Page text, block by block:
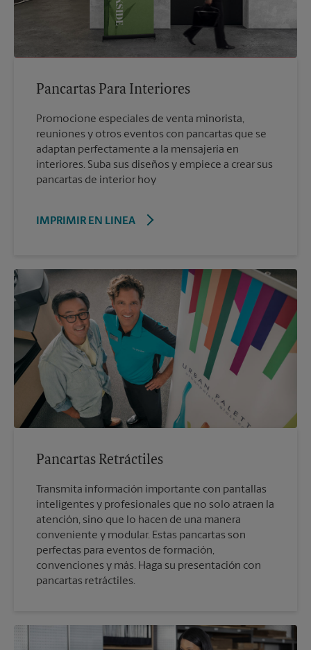
Pancartas Para Interiores
Promocione especiales de venta minorista,
reuniones y otros eventos con pancartas que se
adaptan perfectamente a la mensajería en
interiores. Suba sus diseños y empiece a crear sus
pancartas de interior hoy
IMPRIMIR EN LINEA
Pancartas Retráctiles
Transmita información importante con pantallas
inteligentes y profesionales que no solo atraen la
atención, sino que lo hacen de una manera
conveniente y modular. Estas pancartas son
perfectas para eventos de formación,
convenciones y más. Haga su presentación con
pancartas retráctiles.